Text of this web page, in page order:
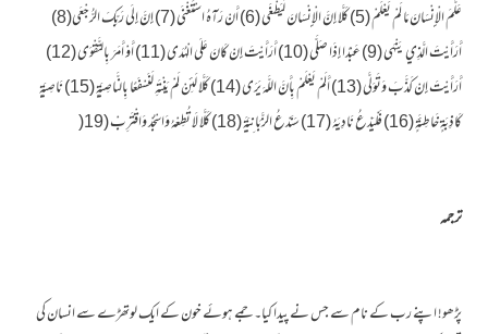
عَلَّمَ الْإِنْسَانَ مَا لَمْ يَعْلَمْ (5) كَلَّا إِنَّ الْإِنْسَانَ لَيَطْغَى (6) أَنْ رَآهُ اسْتَغْنَى (7) إِنَّ إِلَى رَبِّكَ الرُّجْعَى(8)
أَرَأَيْتَ الَّذِي يَنْهَى (9) عَبْدًا إِذَا صَلَّى (10) أَرَأَيْتَ إِنْ كَانَ عَلَى الْهُدَى (11) أَوْ أَمَرَ بِالتَّقْوَى (12)
أَرَأَيْتَ إِنْ كَذَّبَ وَتَوَلَّى (13) أَلَمْ يَعْلَمْ بِأَنَّ اللَّهَ يَرَى (14) كَلَّا لَئِنْ لَمْ يَنْتَهِ لَنَسْفَعًا بِالنَّاصِيَةِ (15) نَاصِيَةٍ
كَاذِبَةٍ خَاطِئَةٍ (16) فَلْيَدْعُ نَادِيَهُ (17) سَنَدْعُ الزَّبَانِيَةَ (18) كَلَّا لَا تُطِعْهُ وَاسْجُدْ وَاقْتَرِبْ (19(
ترجمہ
پڑھو! اپنے رب کے نام سے جس نے پیدا کیا۔جمے ہوئے خون کے ایک لوتھڑے سے انسان کی